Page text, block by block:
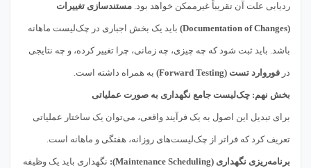
ردیابی علت آن تقریباً غیرممکن خواهد بود. مستندسازی تغییرات
(Documentation of Changes) باید یک بخش اجباری در چک‌لیست ماهانه
باشد. باید ثبت شود که چه چیزی، چه زمانی، چرا تغییر کرده، و چه نتایجی
در فوروارد تست (Forward Testing) به همراه داشته است.
بخش نهم: چک‌لیست جامع نگهداری به صورت عملیاتی
برای تبدیل این اصول به یک فرآیند واقعی، می‌توان یک ساختار عملیاتی
تعریف کرد که فراتر از چک‌لیست‌های روزانه، هفتگی و ماهانه است.
برنامه‌ریزی نگهداری (Maintenance Scheduling): نگهداری باید یک وظیفه